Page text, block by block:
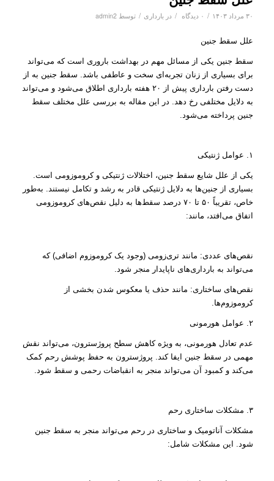
۳۰ مرداد ۱۴۰۳ / ۰ دیدگاه / در بارداری / توسط admin2
علل سقط جنین
سقط جنین یکی از مسائل مهم در بهداشت باروری است که می‌تواند
برای بسیاری از زنان تجربه‌ای سخت و عاطفی باشد. سقط جنین به از
دست رفتن بارداری پیش از ۲۰ هفته بارداری اطلاق می‌شود و می‌تواند
به دلایل مختلفی رخ دهد. در این مقاله به بررسی علل مختلف سقط
جنین پرداخته می‌شود.
۱. عوامل ژنتیکی
یکی از علل شایع سقط جنین، اختلالات ژنتیکی و کروموزومی است.
بسیاری از جنین‌ها به دلایل ژنتیکی قادر به رشد و تکامل نیستند. به‌طور
خاص، تقریباً ۵۰ تا ۷۰ درصد سقط‌ها به دلیل نقص‌های کروموزومی
اتفاق می‌افتد، مانند:
نقص‌های عددی: مانند تری‌زومی (وجود یک کروموزوم اضافی) که
می‌تواند به بارداری‌های ناپایدار منجر شود.
نقص‌های ساختاری: مانند حذف یا معکوس شدن بخشی از
کروموزوم‌ها.
۲. عوامل هورمونی
عدم تعادل هورمونی، به ویژه کاهش سطح پروژسترون، می‌تواند نقش
مهمی در سقط جنین ایفا کند. پروژسترون به حفظ پوشش رحم کمک
می‌کند و کمبود آن می‌تواند منجر به انقباضات رحمی و سقط شود.
۳. مشکلات ساختاری رحم
مشکلات آناتومیک و ساختاری در رحم می‌تواند منجر به سقط جنین
شود. این مشکلات شامل: